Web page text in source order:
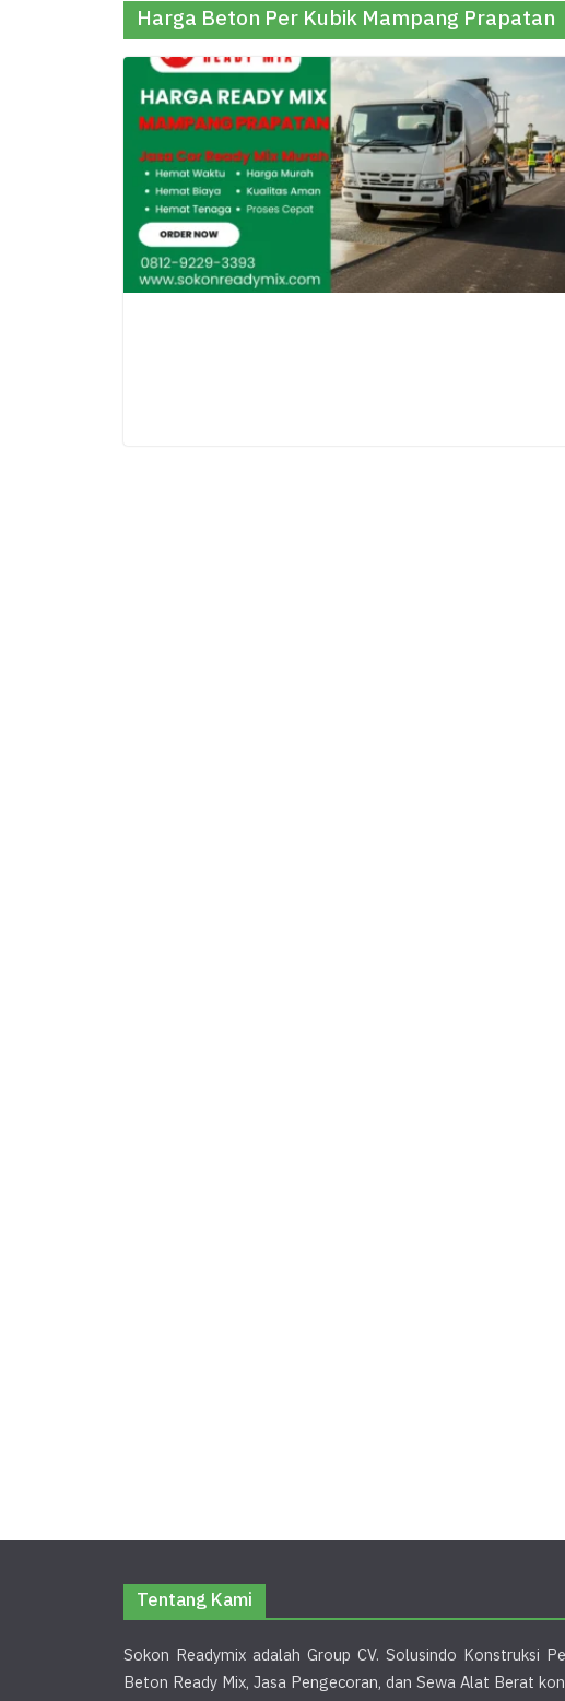
Harga Beton Per Kubik Mampang Prapatan
Tentang Kami
Sokon Readymix adalah Group CV. Solusindo Konstruksi
Beton Ready Mix, Jasa Pengecoran, dan Sewa Alat Berat